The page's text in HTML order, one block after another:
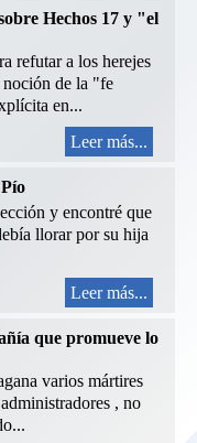
Hechos 17 y "el
refutar a los herejes
noción de la "fe
en...
Leer más...
y encontré que
llorar por su hija
Leer más...
que promueve lo
varios mártires
, no